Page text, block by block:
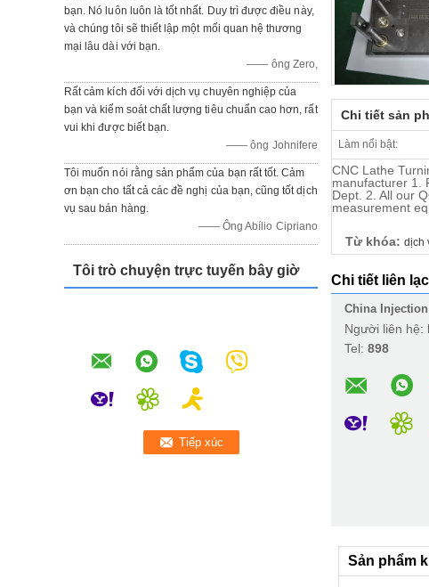
bạn. Nó luôn luôn là tốt nhất. Duy trì được điều này,
và chúng tôi sẽ thiết lập một mối quan hệ thương
mại lâu dài với bạn.
—— ông Zero,
Rất cảm kích đối với dịch vụ chuyên nghiệp của
bạn và kiểm soát chất lượng tiêu chuẩn cao hơn, rất
vui khi được biết bạn.
—— ông Johnifere
Tôi muốn nói rằng sản phẩm của bạn rất tốt. Cảm
ơn bạn cho tất cả các đề nghị của bạn, cũng tốt dịch
vụ sau bán hàng.
—— Ông Abílio Cipriano
Tôi trò chuyện trực tuyến bây giờ
Chi tiết sản
Làm nổi bật:
CNC Lathe
manufacturer 1.
Dept. 2. All our
measurement
Từ khóa: dịch
Chi tiết liên lạc
China
Người liên hệ:
Tel: 898
Sản phẩm